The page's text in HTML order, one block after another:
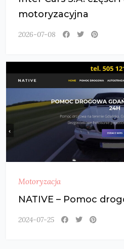
motoryzacyjna
2026-07-08
Motoryzacja
NATIVE – Pomoc
2024-07-25